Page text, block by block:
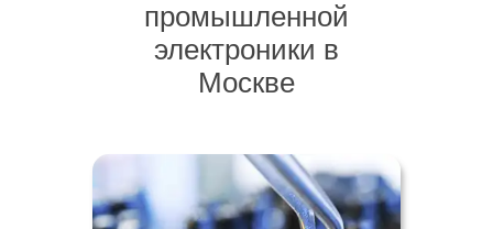
промышленной
электроники в
Москве